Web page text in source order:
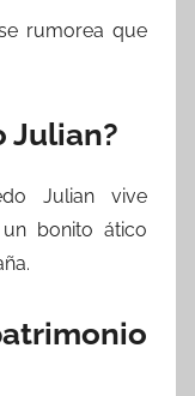
rumorea que
Julian?
Julian vive
bonito ático